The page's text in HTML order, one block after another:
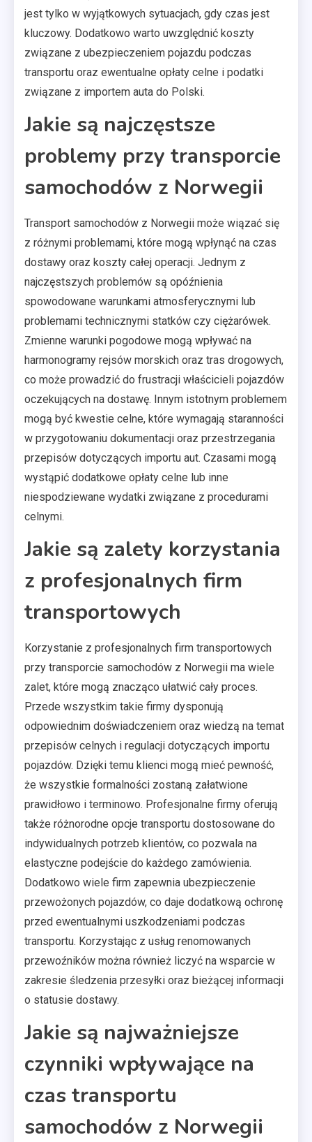
jest tylko w wyjątkowych sytuacjach, gdy czas jest
kluczowy. Dodatkowo warto uwzględnić koszty
związane z ubezpieczeniem pojazdu podczas
transportu oraz ewentualne opłaty celne i podatki
związane z importem auta do Polski.
Jakie są najczęstsze
problemy przy transporcie
samochodów z Norwegii
Transport samochodów z Norwegii może wiązać się
z różnymi problemami, które mogą wpłynąć na czas
dostawy oraz koszty całej operacji. Jednym z
najczęstszych problemów są opóźnienia
spowodowane warunkami atmosferycznymi lub
problemami technicznymi statków czy ciężarówek.
Zmienne warunki pogodowe mogą wpływać na
harmonogramy rejsów morskich oraz tras drogowych,
co może prowadzić do frustracji właścicieli pojazdów
oczekujących na dostawę. Innym istotnym problemem
mogą być kwestie celne, które wymagają staranności
w przygotowaniu dokumentacji oraz przestrzegania
przepisów dotyczących importu aut. Czasami mogą
wystąpić dodatkowe opłaty celne lub inne
niespodziewane wydatki związane z procedurami
celnymi.
Jakie są zalety korzystania
z profesjonalnych firm
transportowych
Korzystanie z profesjonalnych firm transportowych
przy transporcie samochodów z Norwegii ma wiele
zalet, które mogą znacząco ułatwić cały proces.
Przede wszystkim takie firmy dysponują
odpowiednim doświadczeniem oraz wiedzą na temat
przepisów celnych i regulacji dotyczących importu
pojazdów. Dzięki temu klienci mogą mieć pewność,
że wszystkie formalności zostaną załatwione
prawidłowo i terminowo. Profesjonalne firmy oferują
także różnorodne opcje transportu dostosowane do
indywidualnych potrzeb klientów, co pozwala na
elastyczne podejście do każdego zamówienia.
Dodatkowo wiele firm zapewnia ubezpieczenie
przewożonych pojazdów, co daje dodatkową ochronę
przed ewentualnymi uszkodzeniami podczas
transportu. Korzystając z usług renomowanych
przewoźników można również liczyć na wsparcie w
zakresie śledzenia przesyłki oraz bieżącej informacji
o statusie dostawy.
Jakie są najważniejsze
czynniki wpływające na
czas transportu
samochodów z Norwegii